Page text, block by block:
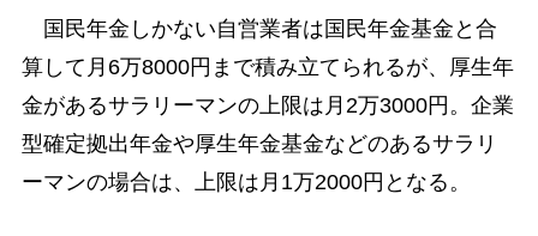
国民年金しかない自営業者は国民年金基金と合
算して月6万8000円まで積み立てられるが、厚生年
金があるサラリーマンの上限は月2万3000円。企業
型確定拠出年金や厚生年金基金などのあるサラリ
ーマンの場合は、上限は月1万2000円となる。